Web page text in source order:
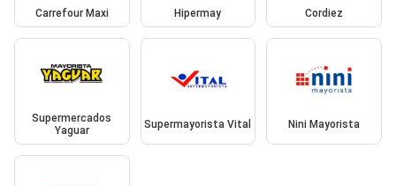
Carrefour Maxi Hipermay Cordiez
Supermercados
Yaguar
Supermayorista Vital Nini Mayorista